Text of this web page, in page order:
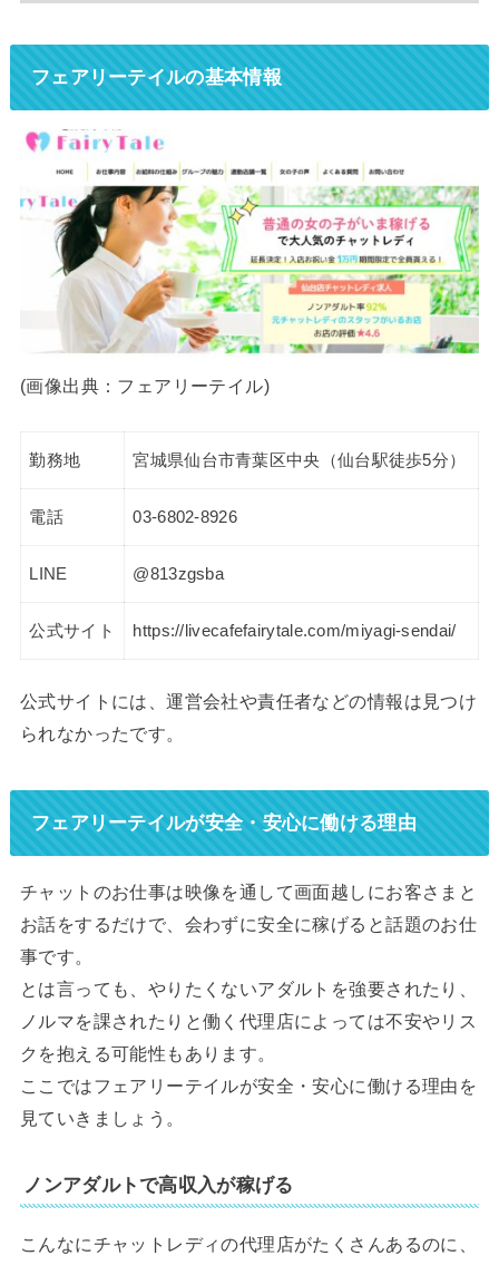
フェアリーテイルの基本情報
(画像出典：フェアリーテイル)
勤務地 宮城県仙台市青葉区中央（仙台駅徒歩5分）
電話 03-6802-8926
LINE @813zgsba
公式サイト https://livecafefairytale.com/miyagi-sendai/
公式サイトには、運営会社や責任者などの情報は見つけ
られなかったです。
フェアリーテイルが安全・安心に働ける理由
チャットのお仕事は映像を通して画面越しにお客さまと
お話をするだけで、会わずに安全に稼げると話題のお仕
事です。
とは言っても、やりたくないアダルトを強要されたり、
ノルマを課されたりと働く代理店によっては不安やリス
クを抱える可能性もあります。
ここではフェアリーテイルが安全・安心に働ける理由を
見ていきましょう。
ノンアダルトで高収入が稼げる
こんなにチャットレディの代理店がたくさんあるのに、